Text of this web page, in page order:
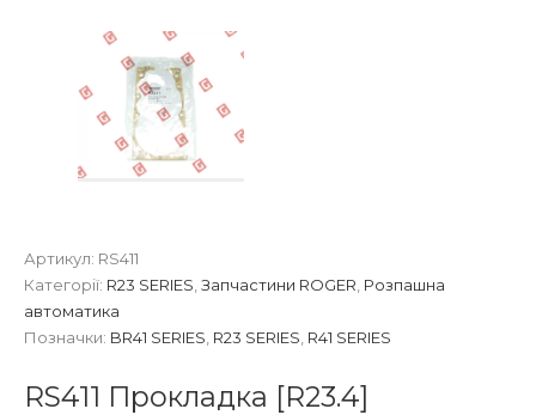
Артикул: RS411
Категорії: R23 SERIES Запчастини ROGER Розпашна
автоматика
Позначки: BR41 SERIES R23 SERIES R41 SERIES
RS411 Прокладка [R23.4]